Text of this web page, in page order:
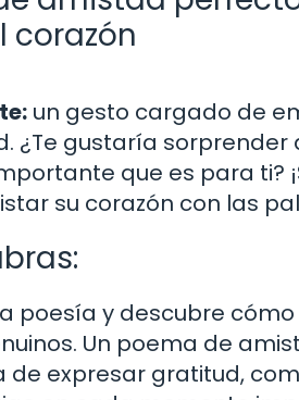
corazón
un gesto cargado de
¿Te gustaría
que es para ti?
su corazón con las
poesía y descubre
Un poema de
de expresar gratitud,